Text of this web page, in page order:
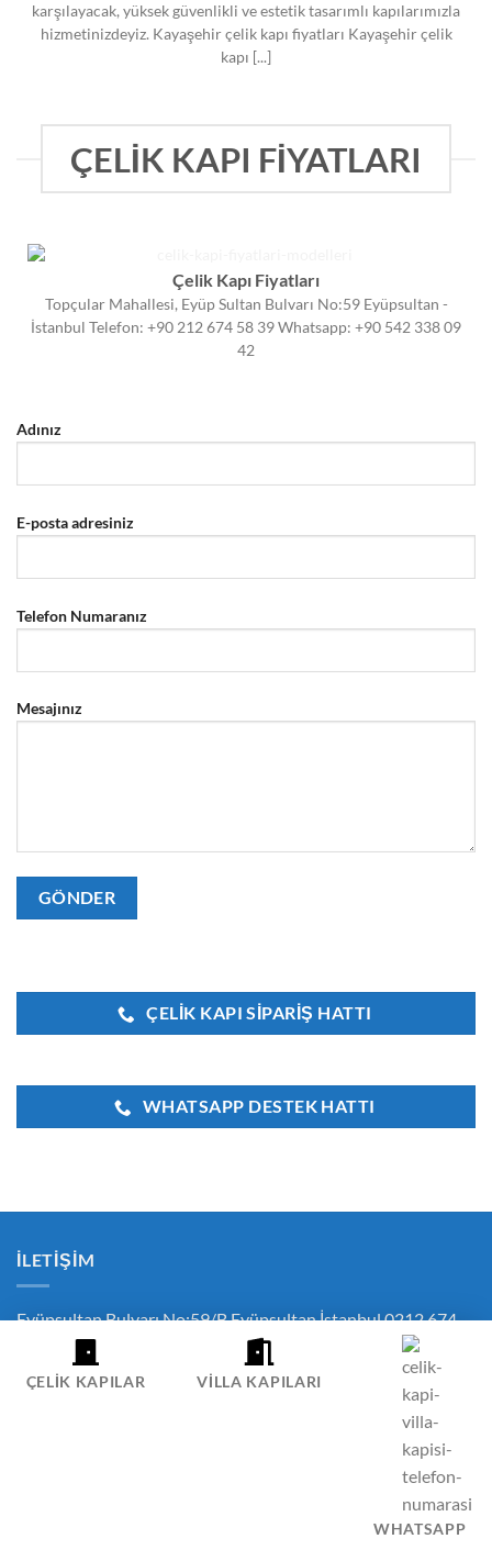
karşılayacak, yüksek güvenlikli ve estetik tasarımlı kapılarımızla
hizmetinizdeyiz. Kayaşehir çelik kapı fiyatları Kayaşehir çelik
kapı [...]
ÇELİK KAPI FİYATLARI
Çelik Kapı Fiyatları
Topçular Mahallesi, Eyüp Sultan Bulvarı No:59 Eyüpsultan -
İstanbul Telefon: +90 212 674 58 39 Whatsapp: +90 542 338 09
42
Adınız
E-posta adresiniz
Telefon Numaranız
Mesajınız
ÇELIK KAPI SIPARIŞ HATTI
WHATSAPP DESTEK HATTI
İLETIŞIM
Eyüpsultan Bulvarı No:59/B Eyüpsultan İstanbul 0212 674
58 39 - 0542 338 09 42
istanbulcelikkapifiyatlari@gmail.com
İPTAL VE İADE POLITIKASI
HESABIM
Oda Kapısı
ÇELIK KAPILAR VILLA KAPILARI
WHATSAPP